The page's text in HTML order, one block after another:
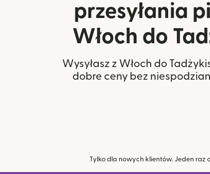
przesyłania
Włoch do
Wysyłasz z Włoch do
dobre ceny bez
Tylko dla nowych klientów. Jeden